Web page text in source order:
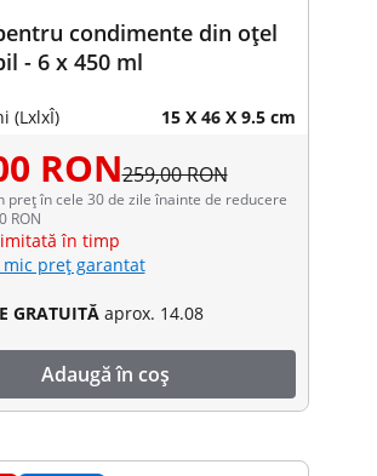
condimente din oțel
- 6 x 450 ml
(LxlxÎ) 15 X 46 X 9.5 cm
RON259,00 RON
preț în cele 30 de zile înainte de reducere
RON
în timp
mic preț garantat
GRATUITĂ aprox. 14.08
Adaugă în coș